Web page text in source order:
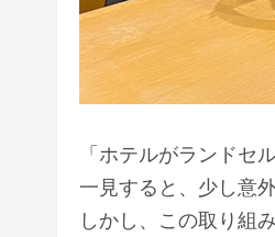
「ホテルがランドセ
一見すると、少し意
しかし、この取り組